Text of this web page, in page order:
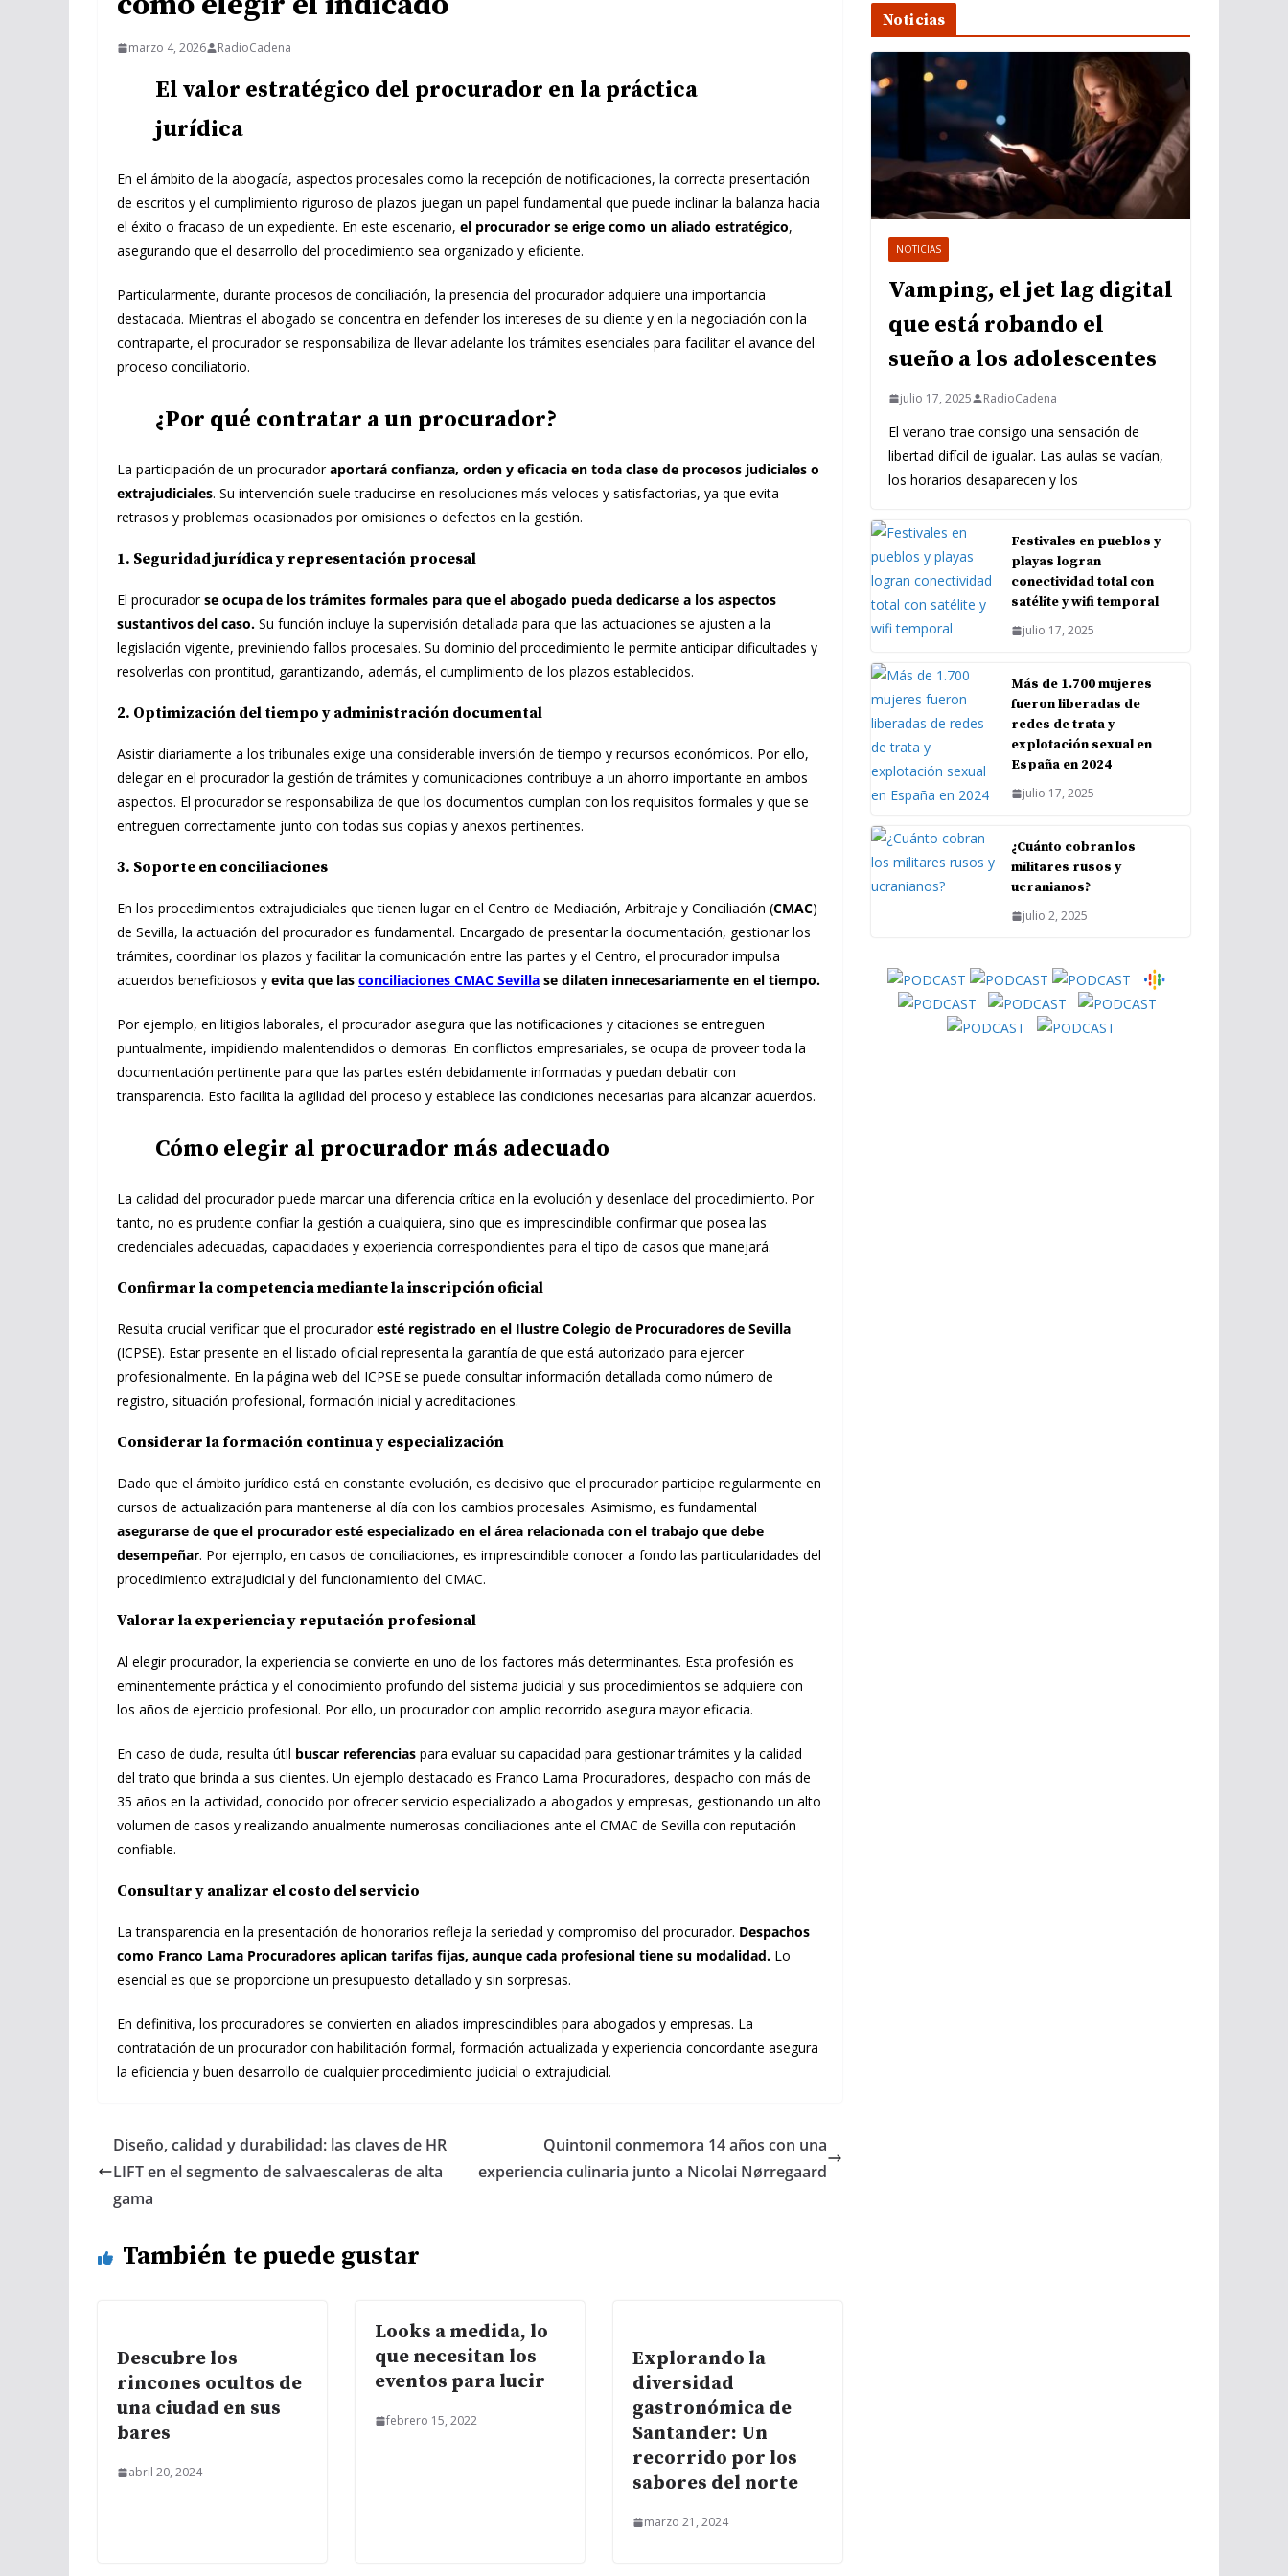
marzo 4, 2026 RadioCadena
El valor estratégico del procurador en la práctica
jurídica
En el ámbito de la abogacía, aspectos procesales como la recepción de notificaciones, la correcta presentación
de escritos y el cumplimiento riguroso de plazos juegan un papel fundamental que puede inclinar la balanza hacia
el éxito o fracaso de un expediente. En este escenario, el procurador se erige como un aliado estratégico,
asegurando que el desarrollo del procedimiento sea organizado y eficiente.
Particularmente, durante procesos de conciliación, la presencia del procurador adquiere una importancia
destacada. Mientras el abogado se concentra en defender los intereses de su cliente y en la negociación con la
contraparte, el procurador se responsabiliza de llevar adelante los trámites esenciales para facilitar el avance del
proceso conciliatorio.
¿Por qué contratar a un procurador?
La participación de un procuradoraportará confianza, orden y eficacia en toda clase de procesos judiciales o
extrajudiciales. Su intervención suele traducirse en resoluciones más veloces y satisfactorias, ya que evita
retrasos y problemas ocasionados por omisiones o defectos en la gestión.
1. Seguridad jurídica y representación procesal
El procuradorse ocupa de los trámites formales para que el abogado pueda dedicarse a los aspectos
sustantivos del caso. Su función incluye la supervisión detallada para que las actuaciones se ajusten a la
legislación vigente, previniendo fallos procesales. Su dominio del procedimiento le permite anticipar dificultades y
resolverlas con prontitud, garantizando, además, el cumplimiento de los plazos establecidos.
2. Optimización del tiempo y administración documental
Asistir diariamente a los tribunales exige una considerable inversión de tiempo y recursos económicos. Por ello,
delegar en el procurador la gestión de trámites y comunicaciones contribuye a un ahorro importante en ambos
aspectos. El procurador se responsabiliza de que los documentos cumplan con los requisitos formales y que se
entreguen correctamente junto con todas sus copias y anexos pertinentes.
3. Soporte en conciliaciones
En los procedimientos extrajudiciales que tienen lugar en el Centro de Mediación, Arbitraje y Conciliación (CMAC)
de Sevilla, la actuación del procurador es fundamental. Encargado de presentar la documentación, gestionar los
trámites, coordinar los plazos y facilitar la comunicación entre las partes y el Centro, el procurador impulsa
acuerdos beneficiosos y evita que las conciliaciones CMAC Sevilla se dilaten innecesariamente en el tiempo.
Por ejemplo, en litigios laborales, el procurador asegura que las notificaciones y citaciones se entreguen
puntualmente, impidiendo malentendidos o demoras. En conflictos empresariales, se ocupa de proveer toda la
documentación pertinente para que las partes estén debidamente informadas y puedan debatir con
transparencia. Esto facilita la agilidad del proceso y establece las condiciones necesarias para alcanzar acuerdos.
Cómo elegir al procurador más adecuado
La calidad del procurador puede marcar una diferencia crítica en la evolución y desenlace del procedimiento. Por
tanto, no es prudente confiar la gestión a cualquiera, sino que es imprescindible confirmar que posea las
credenciales adecuadas, capacidades y experiencia correspondientes para el tipo de casos que manejará.
Confirmar la competencia mediante la inscripción oficial
Resulta crucial verificar que el procuradoresté registrado en el Ilustre Colegio de Procuradores de Sevilla
(ICPSE). Estar presente en el listado oficial representa la garantía de que está autorizado para ejercer
profesionalmente. En la página web del ICPSE se puede consultar información detallada como número de
registro, situación profesional, formación inicial y acreditaciones.
Considerar la formación continua y especialización
Dado que el ámbito jurídico está en constante evolución, es decisivo que el procurador participe regularmente en
cursos de actualización para mantenerse al día con los cambios procesales. Asimismo, es fundamental
asegurarse de que el procurador esté especializado en el área relacionada con el trabajo que debe
desempeñar. Por ejemplo, en casos de conciliaciones, es imprescindible conocer a fondo las particularidades del
procedimiento extrajudicial y del funcionamiento del CMAC.
Valorar la experiencia y reputación profesional
Al elegir procurador, la experiencia se convierte en uno de los factores más determinantes. Esta profesión es
eminentemente práctica y el conocimiento profundo del sistema judicial y sus procedimientos se adquiere con
los años de ejercicio profesional. Por ello, un procurador con amplio recorrido asegura mayor eficacia.
En caso de duda, resulta útil buscar referencias para evaluar su capacidad para gestionar trámites y la calidad
del trato que brinda a sus clientes. Un ejemplo destacado es Franco Lama Procuradores, despacho con más de
35 años en la actividad, conocido por ofrecer servicio especializado a abogados y empresas, gestionando un alto
volumen de casos y realizando anualmente numerosas conciliaciones ante el CMAC de Sevilla con reputación
confiable.
Consultar y analizar el costo del servicio
La transparencia en la presentación de honorarios refleja la seriedad y compromiso del procurador. Despachos
como Franco Lama Procuradores aplican tarifas fijas, aunque cada profesional tiene su modalidad. Lo
esencial es que se proporcione un presupuesto detallado y sin sorpresas.
En definitiva, los procuradores se convierten en aliados imprescindibles para abogados y empresas. La
contratación de un procurador con habilitación formal, formación actualizada y experiencia concordante asegura
la eficiencia y buen desarrollo de cualquier procedimiento judicial o extrajudicial.
Diseño, calidad y durabilidad: las claves de HR
LIFT en el segmento de salvaescaleras de alta
gama
Quintonil conmemora 14 años con una
experiencia culinaria junto a Nicolai Nørregaard
También te puede gustar
Descubre los
rincones ocultos de
una ciudad en sus
bares
abril 20, 2024
Looks a medida, lo
que necesitan los
eventos para lucir
febrero 15, 2022
Explorando la
diversidad
gastronómica de
Santander: Un
recorrido por los
sabores del norte
marzo 21, 2024
Noticias
NOTICIAS
Vamping, el jet lag digital
que está robando el
sueño a los adolescentes
julio 17, 2025 RadioCadena
El verano trae consigo una sensación de
libertad difícil de igualar. Las aulas se vacían,
los horarios desaparecen y los
Festivales en pueblos y
playas logran
conectividad total con
satélite y wifi temporal
julio 17, 2025
Más de 1.700 mujeres
fueron liberadas de
redes de trata y
explotación sexual en
España en 2024
julio 17, 2025
¿Cuánto cobran los
militares rusos y
ucranianos?
julio 2, 2025